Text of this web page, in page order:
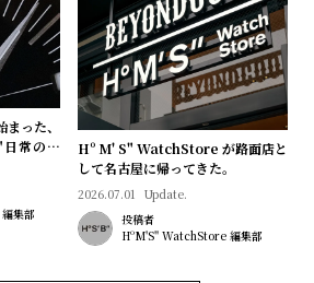
った、
常のロ
集部
Hº M' S" WatchStore が路面店と
して名古屋に帰ってきた。
2026.07.01 Update.
投稿者
HºM'S" WatchStore 編集部